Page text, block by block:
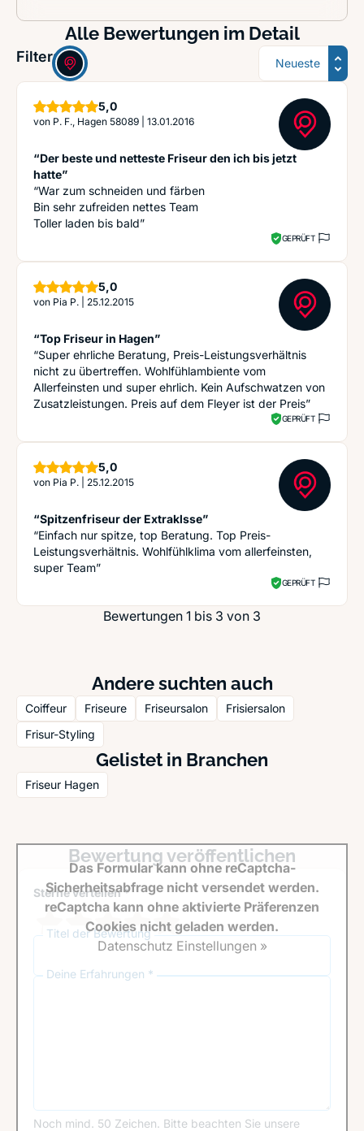
Alle Bewertungen im Detail
Filter: Sortierung
5,0Sterne
von P. F., Hagen 58089 13.01.2016
“Der beste und netteste Friseur den ich bis jetzt
hatte”
“War zum schneiden und färben
Bin sehr zufreiden nettes Team
Toller laden bis bald”
GEPRÜFT
5,0Sterne
von Pia P. 25.12.2015
“Top Friseur in Hagen”
“Super ehrliche Beratung, Preis-Leistungsverhältnis
nicht zu übertreffen. Wohlfühlambiente vom
Allerfeinsten und super ehrlich. Kein Aufschwatzen von
Zusatzleistungen. Preis auf dem Fleyer ist der Preis”
GEPRÜFT
5,0Sterne
von Pia P. 25.12.2015
“Spitzenfriseur der Extraklsse”
“Einfach nur spitze, top Beratung. Top Preis-
Leistungsverhältnis. Wohlfühlklima vom allerfeinsten,
super Team”
GEPRÜFT
Bewertungen 1 bis 3 von 3
Andere suchten auch
Coiffeur Friseure Friseursalon
Frisiersalon
Frisur-Styling
Gelistet in Branchen
Friseur Hagen
Bewertung veröffentlichen
Sterne verteilen *
Titel der Bewertung
Deine Erfahrungen *
Noch mind. 50 Zeichen. Bitte beachten Sie unsere
Das Formular kann ohne reCaptcha-
Sicherheitsabfrage nicht versendet werden.
reCaptcha kann ohne aktivierte Präferenzen
Cookies nicht geladen werden.
Datenschutz Einstellungen »